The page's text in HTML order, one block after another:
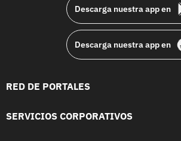
Descarga nuestra app en
Descarga nuestra app en
RED DE PORTALES
SERVICIOS CORPORATIVOS